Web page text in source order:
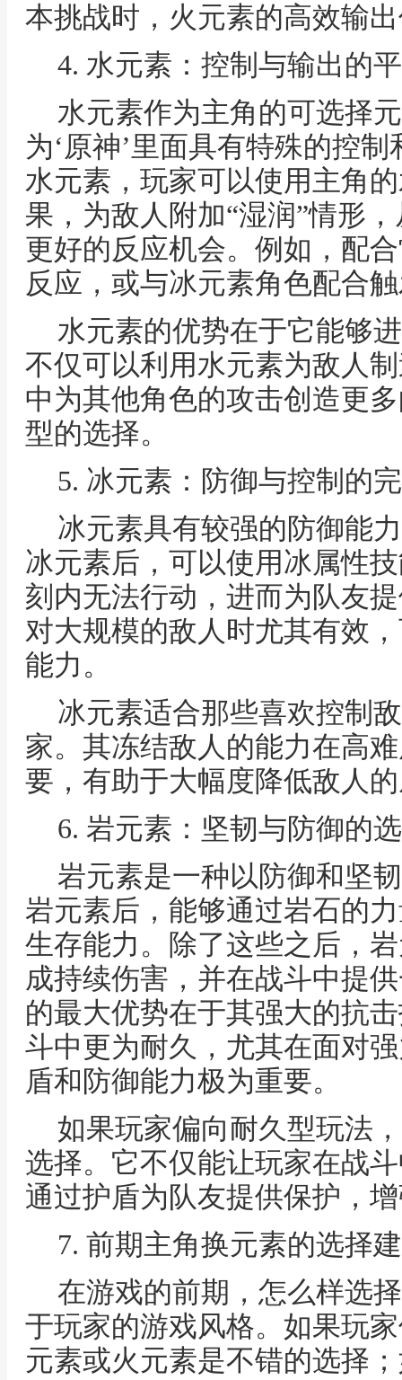
本挑战时，火元素的高效输
4. 水元素：控制与输出的
水元素作为主角的可选择
为‘原神’里面具有特殊的控
水元素，玩家可以使用主角
果，为敌人附加“湿润”情形
更好的反应机会。例如，配
反应，或与冰元素角色配合
水元素的优势在于它能够
不仅可以利用水元素为敌人
中为其他角色的攻击创造更
型的选择。
5. 冰元素：防御与控制的
冰元素具有较强的防御能
冰元素后，可以使用冰属性
刻内无法行动，进而为队友
对大规模的敌人时尤其有效
能力。
冰元素适合那些喜欢控制
家。其冻结敌人的能力在高
要，有助于大幅度降低敌人
6. 岩元素：坚韧与防御的
岩元素是一种以防御和坚
岩元素后，能够通过岩石的
生存能力。除了这些之后，
成持续伤害，并在战斗中提
的最大优势在于其强大的抗
斗中更为耐久，尤其在面对
盾和防御能力极为重要。
如果玩家偏向耐久型玩法
选择。它不仅能让玩家在战
通过护盾为队友提供保护，
7. 前期主角换元素的选择
在游戏的前期，怎么样选
于玩家的游戏风格。如果玩
元素或火元素是不错的选择